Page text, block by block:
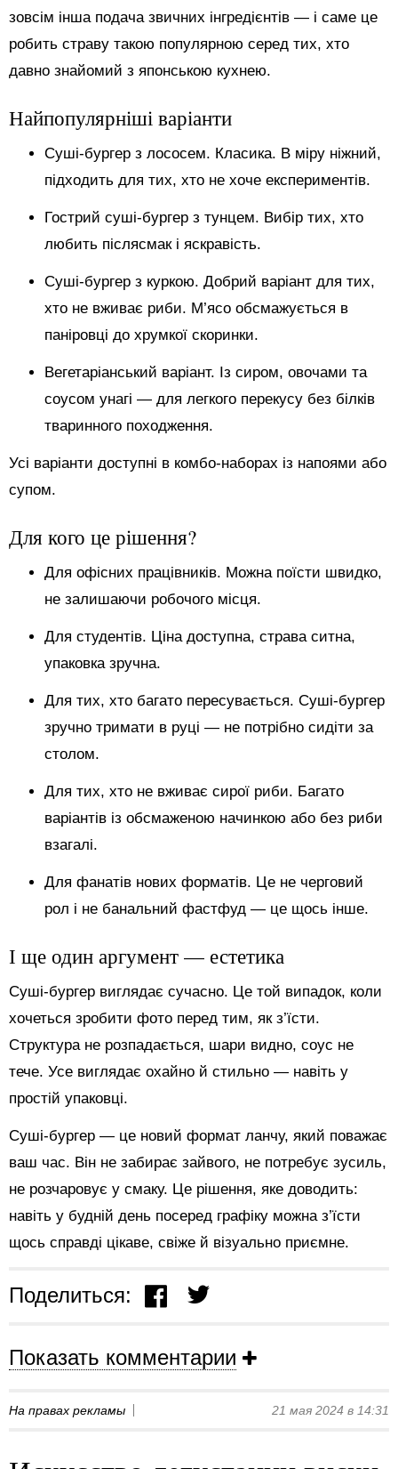
зовсім інша подача звичних інгредієнтів — і саме це
робить страву такою популярною серед тих, хто
давно знайомий з японською кухнею.
Найпопулярніші варіанти
Суші-бургер з лососем. Класика. В міру ніжний,
підходить для тих, хто не хоче експериментів.
Гострий суші-бургер з тунцем. Вибір тих, хто
любить післясмак і яскравість.
Суші-бургер з куркою. Добрий варіант для тих,
хто не вживає риби. М’ясо обсмажується в
паніровці до хрумкої скоринки.
Вегетаріанський варіант. Із сиром, овочами та
соусом унагі — для легкого перекусу без білків
тваринного походження.
Усі варіанти доступні в комбо-наборах із напоями або
супом.
Для кого це рішення?
Для офісних працівників. Можна поїсти швидко,
не залишаючи робочого місця.
Для студентів. Ціна доступна, страва ситна,
упаковка зручна.
Для тих, хто багато пересувається. Суші-бургер
зручно тримати в руці — не потрібно сидіти за
столом.
Для тих, хто не вживає сирої риби. Багато
варіантів із обсмаженою начинкою або без риби
взагалі.
Для фанатів нових форматів. Це не черговий
рол і не банальний фастфуд — це щось інше.
І ще один аргумент — естетика
Суші-бургер виглядає сучасно. Це той випадок, коли
хочеться зробити фото перед тим, як з’їсти.
Структура не розпадається, шари видно, соус не
тече. Усе виглядає охайно й стильно — навіть у
простій упаковці.
Суші-бургер — це новий формат ланчу, який поважає
ваш час. Він не забирає зайвого, не потребує зусиль,
не розчаровує у смаку. Це рішення, яке доводить:
навіть у будній день посеред графіку можна з’їсти
щось справді цікаве, свіже й візуально приємне.
Поделиться:
Показать комментарии
На правах рекламы 21 мая 2024 в 14:31